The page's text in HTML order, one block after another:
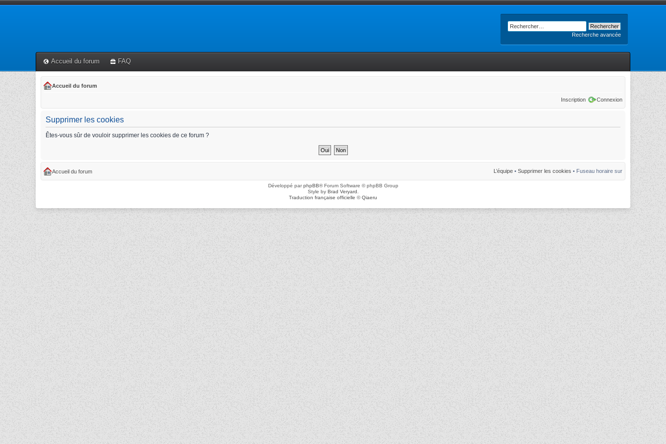
Recherche avancée
Accueil du forum FAQ
Accueil du forum
Inscription Connexion
Supprimer les cookies
Êtes-vous sûr de vouloir supprimer les cookies de ce forum ?
Accueil du forum L’équipe • Supprimer les cookies • Fuseau horaire sur
Développé parphpBB® Forum Software © phpBB Group
Style by Brad Veryard
Traduction française officielle ©Qiaeru